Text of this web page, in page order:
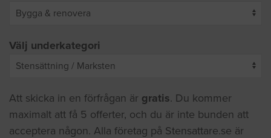
Välj underkategori
Att skicka in en förfrågan är gratis. Du kommer
maximalt att få 5 offerter, och du är inte bunden att
acceptera någon. Alla företag på Stensattare.se är